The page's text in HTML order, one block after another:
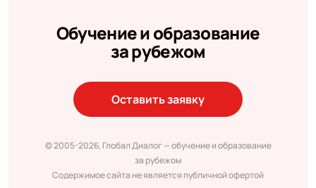
Обучение и образование
за рубежом
Оставить заявку
© 2005-2026, Глобал Диалог — обучение и образование
за рубежом
Содержимое сайта не является публичной офертой